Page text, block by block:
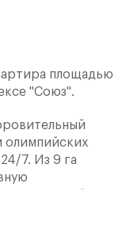
площадью
"Союз".
олимпийских
7. Из 9 га
юности и